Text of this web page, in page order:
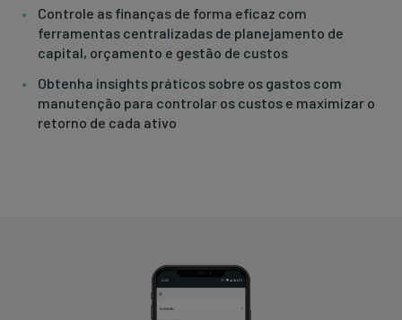
Controle as finanças de forma eficaz com
ferramentas centralizadas de planejamento de
capital, orçamento e gestão de custos
Obtenha insights práticos sobre os gastos com
manutenção para controlar os custos e maximizar o
retorno de cada ativo